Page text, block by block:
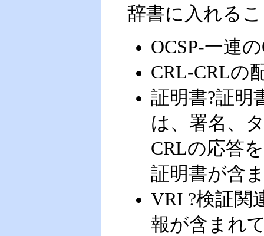
辞書に入れる
OCSP-一連
CRL-CRLの
証明書?証明
は、署名、
CRLの応答
証明書が含
VRI ?検証関
報が含まれ